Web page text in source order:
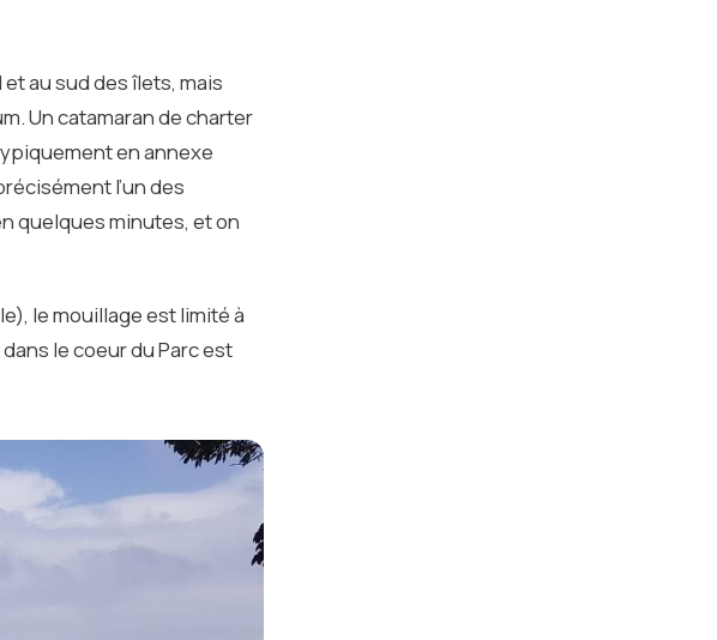
au sud des îlets, mais
Un catamaran de charter
en annexe
l’un des
quelques minutes, et on
le mouillage est limité à
le coeur du Parc est